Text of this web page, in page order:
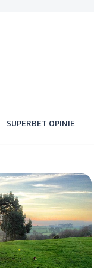
SUPERBET OPINIE